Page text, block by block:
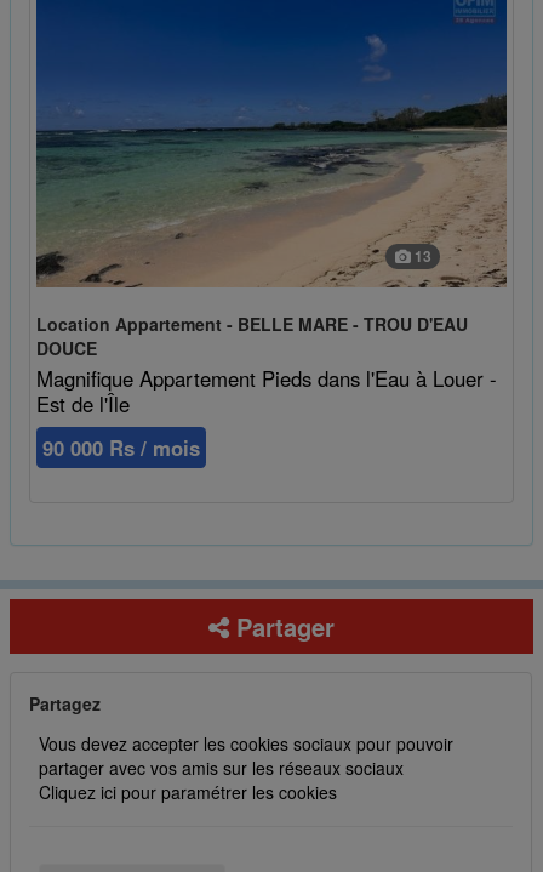
13
Location Appartement - BELLE MARE - TROU D'EAU
DOUCE
Magnifique Appartement Pieds dans l'Eau à Louer -
Est de l'Île
90 000 Rs / mois
Partager
Partagez
Vous devez accepter les cookies sociaux pour pouvoir
partager avec vos amis sur les réseaux sociaux
Cliquez ici pour paramétrer les cookies